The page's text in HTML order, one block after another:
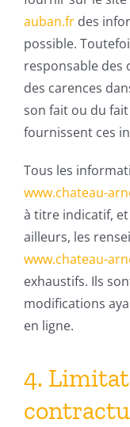
auban.fr des
possible.
responsable des
des carences
son fait ou du
fournissent ces
Tous les
www.chateau-
à titre indicatif,
ailleurs, les
www.chateau-
exhaustifs. Ils
modifications
en ligne.
4.